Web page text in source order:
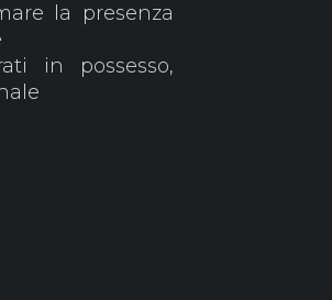
la presenza
in possesso,